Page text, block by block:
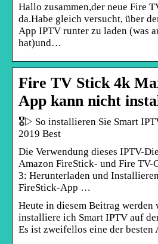
Hallo zusammen,der neue Fire
da.Habe gleich versucht, über
App IPTV runter zu laden (was
hat)und…
Fire TV Stick 4k
App kann nicht
🎖▷ So installieren Sie Smart
2019 Best
Die Verwendung dieses IPTV-
Amazon FireStick- und Fire
3: Herunterladen und
FireStick-App …
Heute in diesem Beitrag
installiere ich Smart IPTV auf
Es ist zweifellos eine der besten